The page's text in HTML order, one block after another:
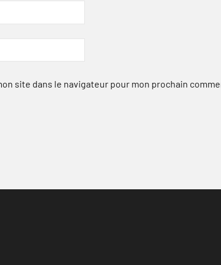
site dans le navigateur pour mon prochain